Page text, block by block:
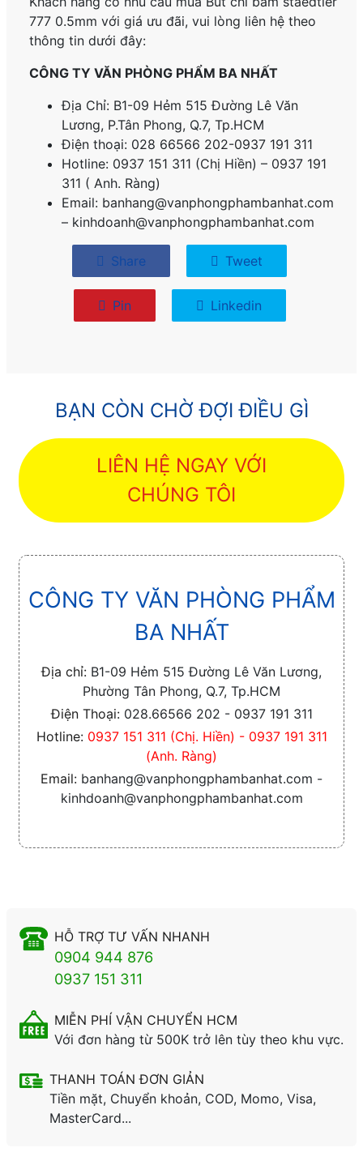
777 0.5mm với giá ưu đãi, vui lòng liên hệ theo
thông tin dưới đây:
CÔNG TY VĂN PHÒNG PHẨM BA NHẤT
Địa Chỉ: B1-09 Hẻm 515 Đường Lê Văn
Lương, P.Tân Phong, Q.7, Tp.HCM
Điện thoại: 028 66566 202-0937 191 311
Hotline: 0937 151 311 (Chị Hiền) – 0937 191
311 ( Anh. Ràng)
Email: banhang@vanphongphambanhat.com
– kinhdoanh@vanphongphambanhat.com
Share Tweet
Pin Linkedin
BẠN CÒN CHỜ ĐỢI ĐIỀU GÌ
LIÊN HỆ NGAY VỚI
CHÚNG TÔI
CÔNG TY VĂN PHÒNG PHẨM
BA NHẤT
Địa chỉ: B1-09 Hẻm 515 Đường Lê Văn Lương,
Phường Tân Phong, Q.7, Tp.HCM
Điện Thoại: 028.66566 202 - 0937 191 311
Hotline: 0937 151 311 (Chị. Hiền) - 0937 191 311
(Anh. Ràng)
Email: banhang@vanphongphambanhat.com -
kinhdoanh@vanphongphambanhat.com
HỖ TRỢ TƯ VẤN NHANH
0904 944 876
0937 151 311
MIỄN PHÍ VẬN CHUYỂN HCM
Với đơn hàng từ 500K trở lên tùy theo khu vực.
THANH TOÁN ĐƠN GIẢN
Tiền mặt, Chuyển khoản, COD, Momo, Visa,
MasterCard...